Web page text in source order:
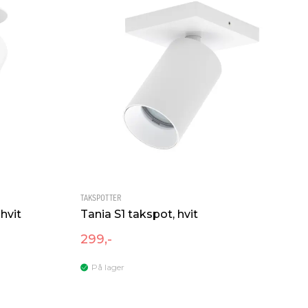
TAKSPOTTER
Tania S1 takspot, hvit
299,-
På lager